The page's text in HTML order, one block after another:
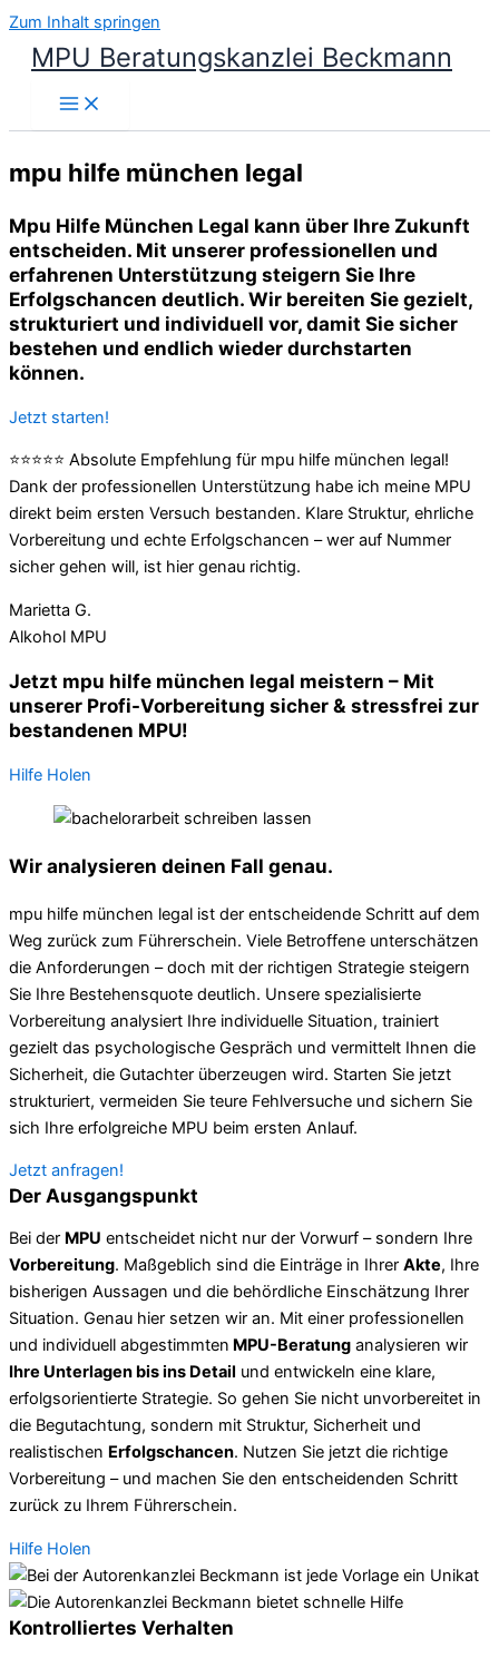
Zum Inhalt springen
MPU Beratungskanzlei Beckmann
mpu hilfe münchen legal
Mpu Hilfe München Legal kann über Ihre Zukunft
entscheiden. Mit unserer professionellen und
erfahrenen Unterstützung steigern Sie Ihre
Erfolgschancen deutlich. Wir bereiten Sie gezielt,
strukturiert und individuell vor, damit Sie sicher
bestehen und endlich wieder durchstarten
können.
Jetzt starten!
⭐⭐⭐⭐⭐ Absolute Empfehlung für mpu hilfe münchen legal!
Dank der professionellen Unterstützung habe ich meine MPU
direkt beim ersten Versuch bestanden. Klare Struktur, ehrliche
Vorbereitung und echte Erfolgschancen – wer auf Nummer
sicher gehen will, ist hier genau richtig.
Marietta G.
Alkohol MPU
Jetzt mpu hilfe münchen legal meistern – Mit
unserer Profi-Vorbereitung sicher & stressfrei zur
bestandenen MPU!
Hilfe Holen
Wir analysieren deinen Fall genau.
mpu hilfe münchen legal ist der entscheidende Schritt auf dem
Weg zurück zum Führerschein. Viele Betroffene unterschätzen
die Anforderungen – doch mit der richtigen Strategie steigern
Sie Ihre Bestehensquote deutlich. Unsere spezialisierte
Vorbereitung analysiert Ihre individuelle Situation, trainiert
gezielt das psychologische Gespräch und vermittelt Ihnen die
Sicherheit, die Gutachter überzeugen wird. Starten Sie jetzt
strukturiert, vermeiden Sie teure Fehlversuche und sichern Sie
sich Ihre erfolgreiche MPU beim ersten Anlauf.
Jetzt anfragen!
Der Ausgangspunkt
Bei der MPU entscheidet nicht nur der Vorwurf – sondern Ihre
Vorbereitung. Maßgeblich sind die Einträge in Ihrer Akte, Ihre
bisherigen Aussagen und die behördliche Einschätzung Ihrer
Situation. Genau hier setzen wir an. Mit einer professionellen
und individuell abgestimmten MPU-Beratung analysieren wir
Ihre Unterlagen bis ins Detail und entwickeln eine klare,
erfolgsorientierte Strategie. So gehen Sie nicht unvorbereitet in
die Begutachtung, sondern mit Struktur, Sicherheit und
realistischen Erfolgschancen. Nutzen Sie jetzt die richtige
Vorbereitung – und machen Sie den entscheidenden Schritt
zurück zu Ihrem Führerschein.
Hilfe Holen
Kontrolliertes Verhalten